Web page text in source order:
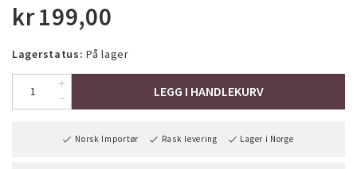
kr199,00
Lagerstatus: På lager
LEGG I HANDLEKURV
Norsk Importør Rask levering Lager i Norge